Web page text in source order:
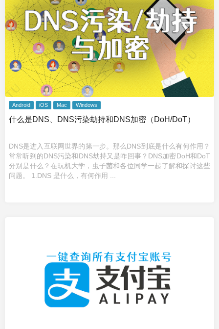
Android iOS Mac Windows
什么是DNS、DNS污染劫持和DNS加密（DoH/DoT）
DNS是进入互联网世界的第一步。那么DNS到底是什么有何作用？
常常听到的DNS污染和DNS劫持又是咋回事？DNS加密DoH和DoT
分别是什么？在玩机大学，虫子菌和各位同学一起了解和探讨这些
问题。 1.DNS 是什么，有何作用 ...